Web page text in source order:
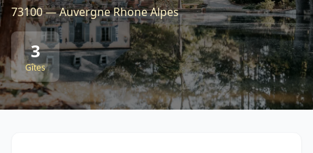
73100 — Auvergne Rhone Alpes
3
Gîtes